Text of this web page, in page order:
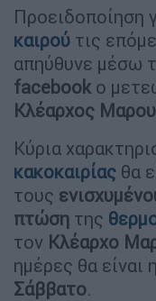
Προειδοποίηση
καιρού τις
απηύθυνε μέσω
facebook ο
Κλέαρχος
Κύρια
κακοκαιρίας θα
τους
πτώση της
τον Κλέαρχο
ημέρες θα είναι η
Σάββατο.